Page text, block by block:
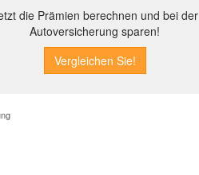
die Prämien berechnen und bei der
Autoversicherung sparen!